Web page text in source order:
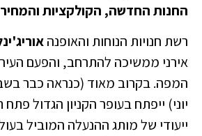
החנות החדשה, הקולקציות
רשת חנויות הנוחות והאופנה
אירני ממשיכה להתרחב, והפעם
המפה. בקרוב מאוד (כנראה כבר
יוני) ייפתח בעופר הקניון הגדול
ייעודי של מותג ההנעלה המוביל